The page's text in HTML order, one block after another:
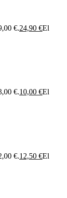
€.24,90 €El
€.10,00 €El
€.12,50 €El